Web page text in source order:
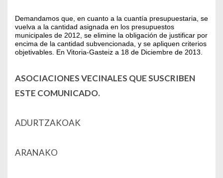
Demandamos que, en cuanto a la cuantía presupuestaria, se
vuelva a la cantidad asignada en los presupuestos
municipales de 2012, se elimine la obligación de justificar por
encima de la cantidad subvencionada, y se apliquen criterios
objetivables. En Vitoria-Gasteiz a 18 de Diciembre de 2013.
ASOCIACIONES VECINALES QUE SUSCRIBEN
ESTE COMUNICADO.
ADURTZAKOAK
ARANAKO